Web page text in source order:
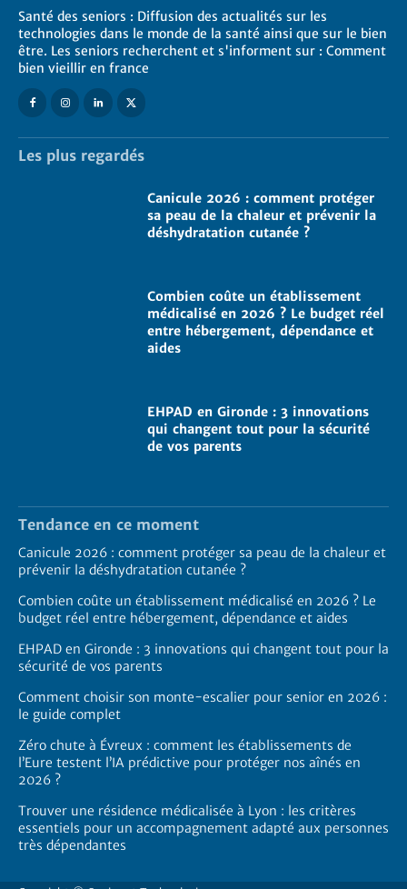
Santé des seniors : Diffusion des actualités sur les
technologies dans le monde de la santé ainsi que sur le bien
être. Les seniors recherchent et s'informent sur : Comment
bien vieillir en france
Les plus regardés
Canicule 2026 : comment protéger
sa peau de la chaleur et prévenir la
déshydratation cutanée ?
Combien coûte un établissement
médicalisé en 2026 ? Le budget réel
entre hébergement, dépendance et
aides
EHPAD en Gironde : 3 innovations
qui changent tout pour la sécurité
de vos parents
Tendance en ce moment
Canicule 2026 : comment protéger sa peau de la chaleur et
prévenir la déshydratation cutanée ?
Combien coûte un établissement médicalisé en 2026 ? Le
budget réel entre hébergement, dépendance et aides
EHPAD en Gironde : 3 innovations qui changent tout pour la
sécurité de vos parents
Comment choisir son monte-escalier pour senior en 2026 :
le guide complet
Zéro chute à Évreux : comment les établissements de
l’Eure testent l’IA prédictive pour protéger nos aînés en
2026 ?
Trouver une résidence médicalisée à Lyon : les critères
essentiels pour un accompagnement adapté aux personnes
très dépendantes